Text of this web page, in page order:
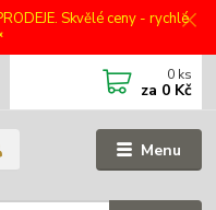
Skvělé ceny - rychlé
Menu
0 ks
za 0 Kč